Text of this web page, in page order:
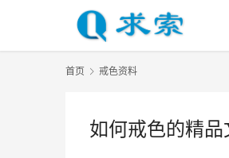
首页 戒色资料
如何戒色的精品